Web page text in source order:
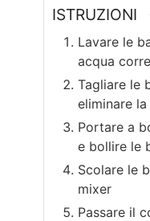
ISTRUZIONI
Lavare le
acqua
Tagliare le
eliminare
Portare a
e bollire le
Scolare le
mixer
Passare il